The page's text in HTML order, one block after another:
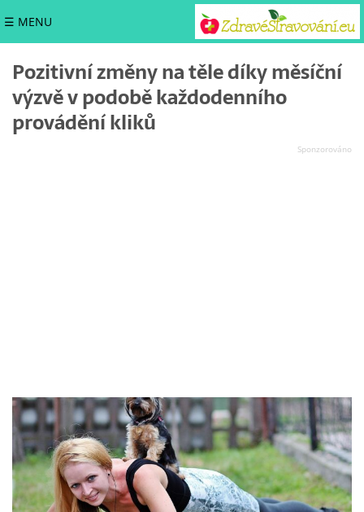
☰ MENU
Pozitivní změny na těle díky měsíční
výzvě v podobě každodenního
provádění kliků